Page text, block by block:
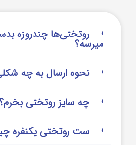
روتختی‌‌ها چندروزه
میرسه؟
نحوه ارسال به چه
چه سایز روتختی بخرم؟
ست روتختی یکنفره